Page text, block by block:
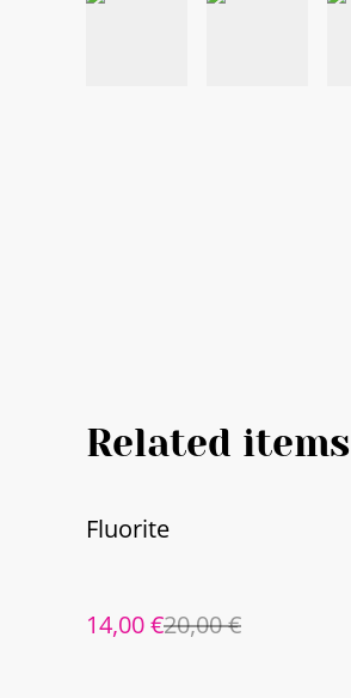
Related items
%
Fluorite
14,00 €20,00 €